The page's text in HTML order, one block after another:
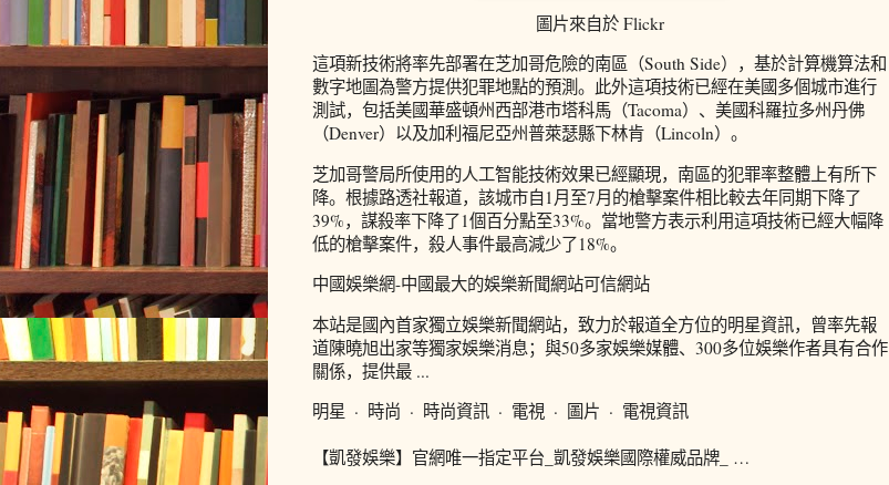
圖片來自於 Flickr
這項新技術將率先部署在芝加哥危險的南區（South Side），基於計算機算法和
數字地圖為警方提供犯罪地點的預測。此外這項技術已經在美國多個城市進行
測試，包括美國華盛頓州西部港市塔科馬（Tacoma）、美國科羅拉多州丹佛
（Denver）以及加利福尼亞州普萊瑟縣下林肯（Lincoln）。
芝加哥警局所使用的人工智能技術效果已經顯現，南區的犯罪率整體上有所下
降。根據路透社報道，該城市自1月至7月的槍擊案件相比較去年同期下降了
39%，謀殺率下降了1個百分點至33%。當地警方表示利用這項技術已經大幅降
低的槍擊案件，殺人事件最高減少了18%。
中國娛樂網-中國最大的娛樂新聞網站可信網站
本站是國內首家獨立娛樂新聞網站，致力於報道全方位的明星資訊，曾率先報
道陳曉旭出家等獨家娛樂消息；與50多家娛樂媒體、300多位娛樂作者具有合作
關係，提供最 ...
明星 · 時尚 · 時尚資訊 · 電視 · 圖片 · 電視資訊
【凱發娛樂】官網唯一指定平台_凱發娛樂國際權威品牌_ …